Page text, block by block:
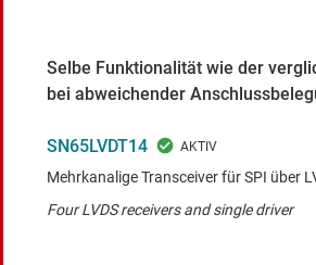
Selbe Funktionalität wie der
bei abweichender
SN65LVDT14
Mehrkanalige Transceiver für SPI über
Four LVDS receivers and single driver